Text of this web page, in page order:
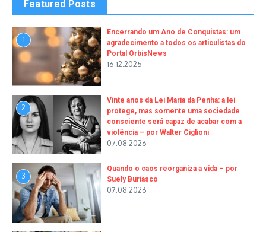
Featured Posts
1
Encerrando um Ano de Conquistas: um
agradecimento a todos os articulistas do
Portal OrbisNews
16.12.2025
2
Vinte anos da Lei Maria da Penha: a lei
protege, mas somente uma sociedade
consciente será capaz de acabar com a
violência – por Walter Ciglioni
07.08.2026
3
Quando o caos reorganiza a vida – por
Suely Buriasco
07.08.2026